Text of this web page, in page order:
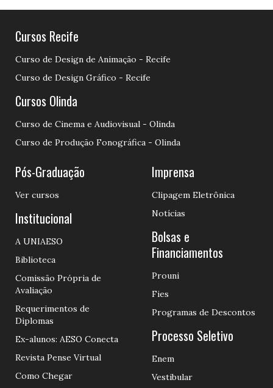
Cursos Recife
Curso de Design de Animação - Recife
Curso de Design Gráfico - Recife
Cursos Olinda
Curso de Cinema e Audiovisual - Olinda
Curso de Produção Fonográfica - Olinda
Pós-Graduação
Ver cursos
Institucional
A UNIAESO
Biblioteca
Comissão Própria de
Avaliação
Requerimentos de
Diplomas
Ex-alunos: AESO Conecta
Revista Pense Virtual
Como Chegar
Imprensa
Clipagem Eletrônica
Notícias
Bolsas e
Financiamentos
Prouni
Fies
Programas de Descontos
Processo Seletivo
Enem
Vestibular